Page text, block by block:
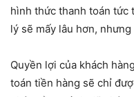
hình thức thanh toán tức
lý sẽ mấy lâu hơn,
Quyền lợi của khách
toán tiền hàng sẽ chỉ